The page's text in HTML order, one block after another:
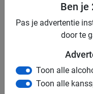
Ben je
Pas je advertentie
door te
Toon alle
Toon alle